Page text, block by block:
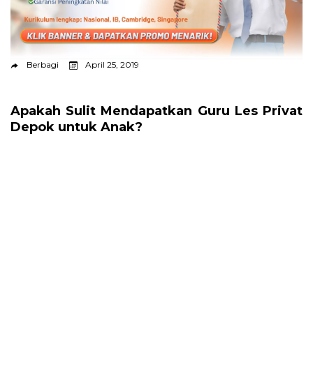
Berbagi April 25, 2019
Apakah Sulit Mendapatkan Guru Les Privat
Depok untuk Anak?